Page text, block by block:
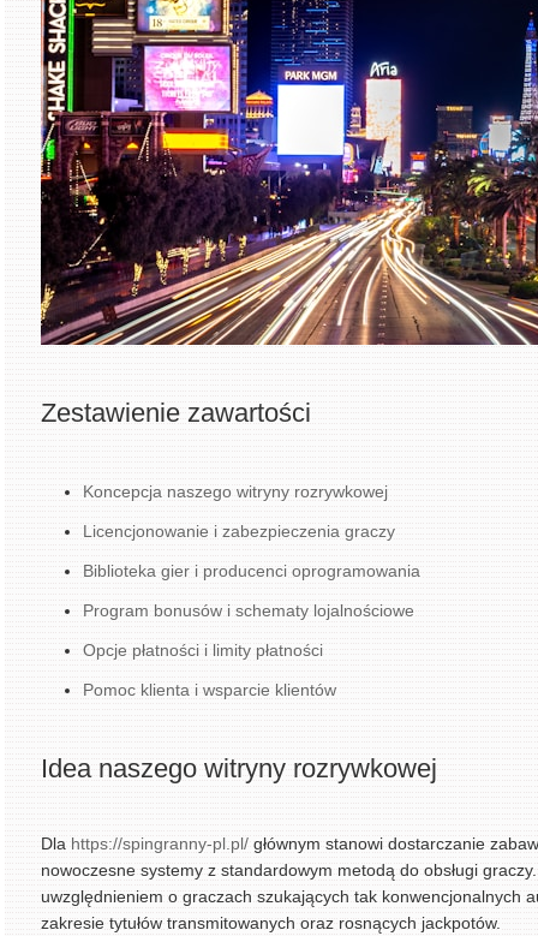
Zestawienie zawartości
Koncepcja naszego witryny rozrywkowej
Licencjonowanie i zabezpieczenia graczy
Biblioteka gier i producenci oprogramowania
Program bonusów i schematy lojalnościowe
Opcje płatności i limity płatności
Pomoc klienta i wsparcie klientów
Idea naszego witryny rozrywkowej
Dla https://spingranny-pl.pl/ głównym stanowi dostarczanie
nowoczesne systemy z standardowym metodą do obsługi
uwzględnieniem o graczach szukających tak konwencjonalnych
zakresie tytułów transmitowanych oraz rosnących jackpotów.